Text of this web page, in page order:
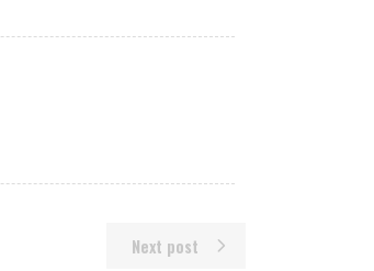
Next post